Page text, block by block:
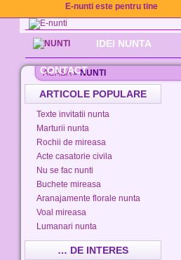
E-nunti este pentru tine
IDEI NUNTA
CONTACT
ACASA»NUNTI
ARTICOLE POPULARE
Texte invitatii nunta
Marturii nunta
Rochii de mireasa
Acte casatorie civila
Nu se fac nunti
Buchete mireasa
Aranajamente florale nunta
Voal mireasa
Lumanari nunta
… DE INTERES